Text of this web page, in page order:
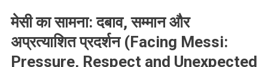
मेसी का सामना: दबाव, सम्मान और
अप्रत्याशित प्रदर्शन (Facing Messi:
Pressure, Respect and Unexpected